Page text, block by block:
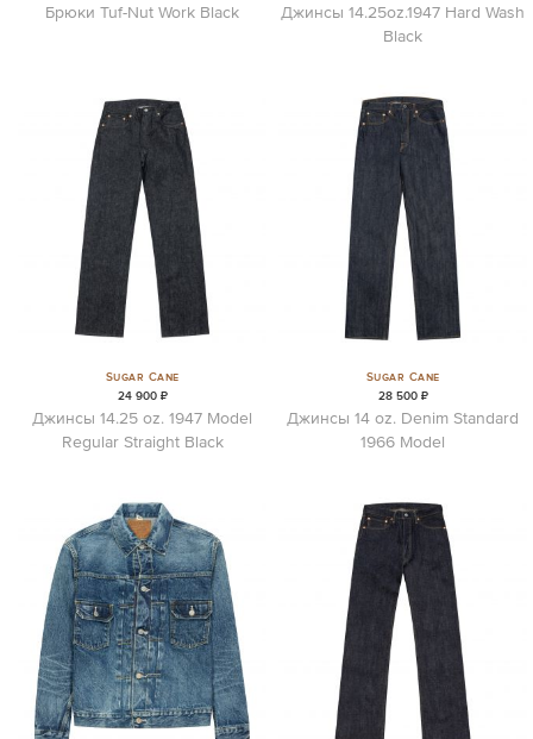
Брюки Tuf-Nut Work Black
Джинсы 14.25oz.1947 Hard Wash
Black
Sugar Cane
24 900 ₽
Джинсы 14.25 oz. 1947 Model
Regular Straight Black
Sugar Cane
28 500 ₽
Джинсы 14 oz. Denim Standard
1966 Model